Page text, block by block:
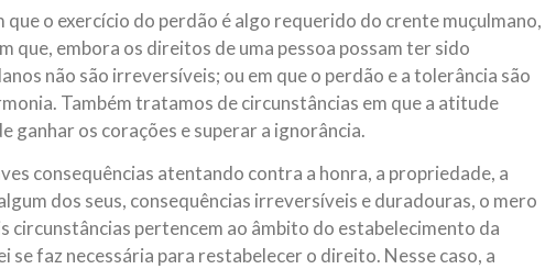
o exercício do perdão é algo requerido do crente muçulmano,
que, embora os direitos de uma pessoa possam ter sido
não são irreversíveis; ou em que o perdão e a tolerância são
Também tratamos de circunstâncias em que a atitude
ganhar os corações e superar a ignorância.
consequências atentando contra a honra, a propriedade, a
dos seus, consequências irreversíveis e duradouras, o mero
circunstâncias pertencem ao âmbito do estabelecimento da
se faz necessária para restabelecer o direito. Nesse caso, a